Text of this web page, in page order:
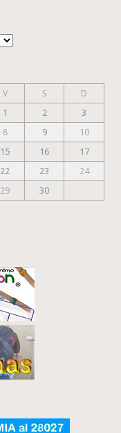
V S
D
1
2
3
8 9
10
15 16
17
22 23
24
29 30